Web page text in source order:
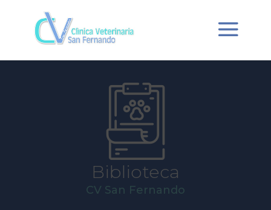
Biblioteca
CV San Fernando